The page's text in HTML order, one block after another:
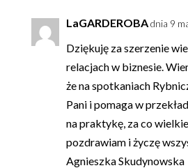
LaGARDEROBAdnia 9
Dziękuję za szerzenie
relacjach w biznesie.
że na spotkaniach
Pani i pomaga w
na praktykę, za co
pozdrawiam i życzę
Agnieszka Skudynowska